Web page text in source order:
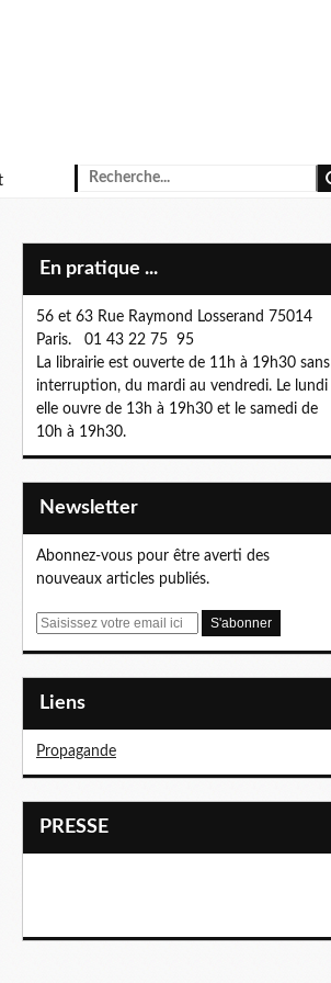
En pratique ...
56 et 63 Rue Raymond Losserand 75014
Paris. 01 43 22 75 95
La librairie est ouverte de 11h à 19h30 sans
interruption, du mardi au vendredi. Le lundi
elle ouvre de 13h à 19h30 et le samedi de
10h à 19h30.
Newsletter
Abonnez-vous pour être averti des
nouveaux articles publiés.
E
Liens
Propagande
PRESSE